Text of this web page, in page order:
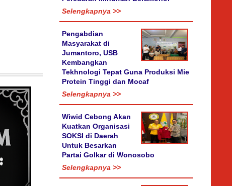
Selengkapnya >>
Pengabdian
Masyarakat di
Jumantoro, USB
Kembangkan
Tekhnologi Tepat Guna Produksi Mie
Protein Tinggi dan Mocaf
Selengkapnya >>
Wiwid Cebong Akan
Kuatkan Organisasi
SOKSI di Daerah
Untuk Besarkan
Partai Golkar di Wonosobo
Selengkapnya >>